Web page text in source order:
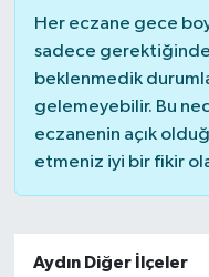
Her eczane gece
sadece gerektiğinde
beklenmedik
gelemeyebilir. Bu
eczanenin açık
etmeniz iyi bir fikir
Aydın Diğer İlçeler